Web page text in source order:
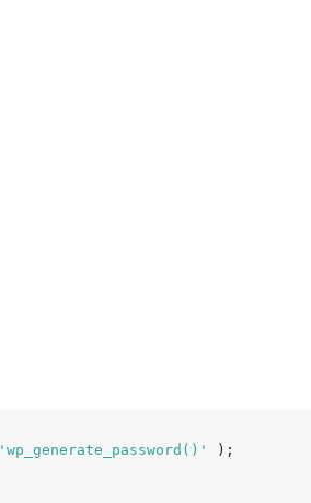
'wp_generate_password()'
);